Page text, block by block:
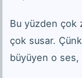
Bu yüzden çok
çok susar.
büyüyen o ses,